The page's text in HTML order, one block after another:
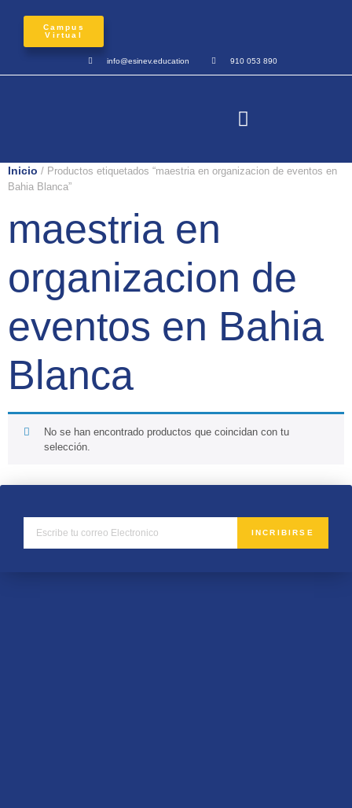
Campus
Virtual
info@esinev.education 910 053 890
Inicio / Productos etiquetados “maestria en organizacion de eventos en
Bahia Blanca”
maestria en
organizacion de
eventos en Bahia
Blanca
No se han encontrado productos que coincidan con tu
selección.
INCRIBIRSE